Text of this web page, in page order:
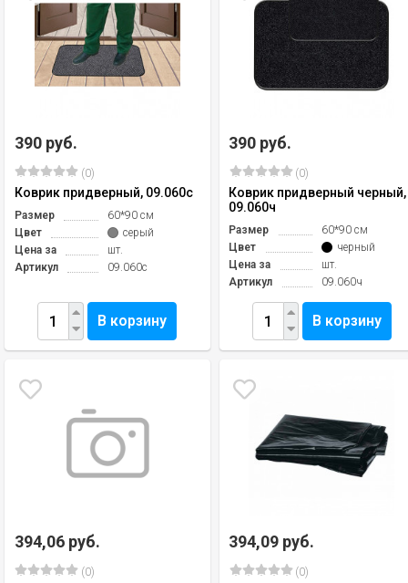
390 руб.
(0)
Коврик придверный, 09.060с
Размер
60*90 см
Цвет
серый
Цена за
шт.
Артикул
09.060с
В корзину
390 руб.
(0)
Коврик придверный черный,
09.060ч
Размер
60*90 см
Цвет
черный
Цена за
шт.
Артикул
09.060ч
В корзину
394,06 руб.
(0)
394,09 руб.
(0)